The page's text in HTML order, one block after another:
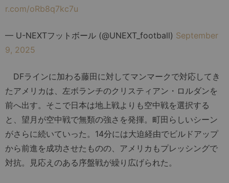
r.com/oRb8q7kc7u
— U-NEXTフットボール (@UNEXT_football) September
9, 2025
DFラインに加わる藤田に対してマンマークで対応してき
たアメリカは、左ボランチのクリスティアン・ロルダンを
前へ出す。そこで日本は地上戦よりも空中戦を選択する
と、望月が空中戦で無類の強さを発揮。町田らしいシーン
がさらに続いていった。14分には大迫経由でビルドアップ
から前進を成功させたものの、アメリカもプレッシングで
対抗。見応えのある序盤戦が繰り広げられた。